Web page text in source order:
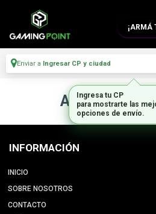
¡ARMÁ
Enviar a Ingresar CP y ciudad
Artículo no
INFORMACIÓN
INICIO
SOBRE NOSOTROS
CONTACTO
Ingresa tu CP
para mostrarte las
opciones de envío.